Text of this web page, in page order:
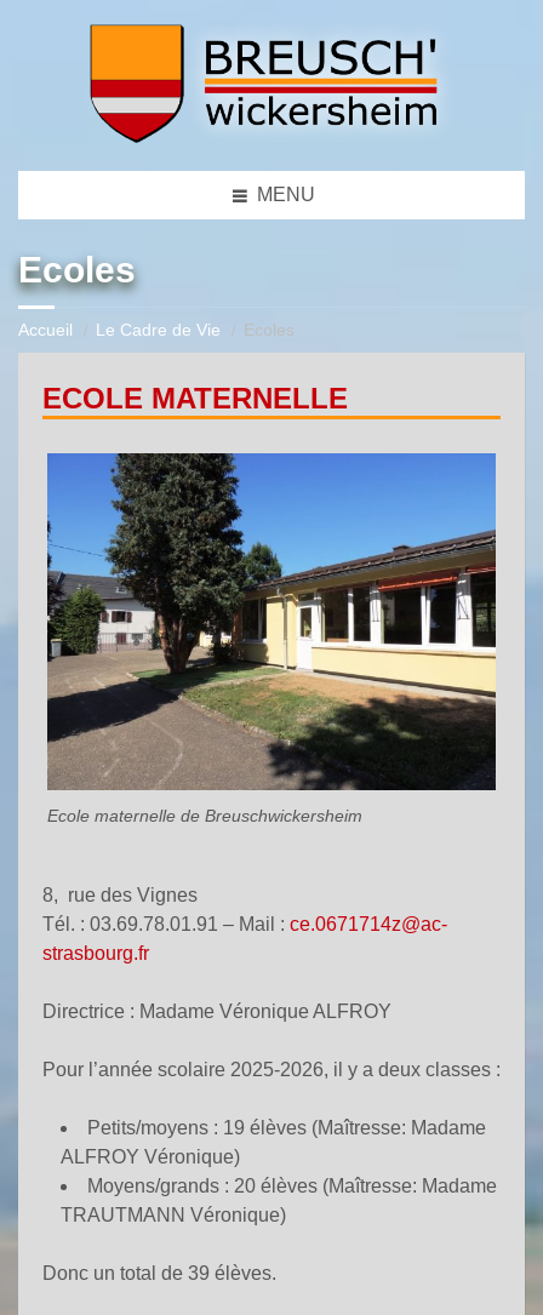
MENU
Ecoles
Accueil Le Cadre de Vie Ecoles
ECOLE MATERNELLE
Ecole maternelle de Breuschwickersheim
8, rue des Vignes
Tél. : 03.69.78.01.91 – Mail : ce.0671714z@ac-
strasbourg.fr
Directrice : Madame Véronique ALFROY
Pour l’année scolaire 2025-2026, il y a deux classes :
Petits/moyens : 19 élèves (Maîtresse: Madame
ALFROY Véronique)
Moyens/grands : 20 élèves (Maîtresse: Madame
TRAUTMANN Véronique)
Donc un total de 39 élèves.